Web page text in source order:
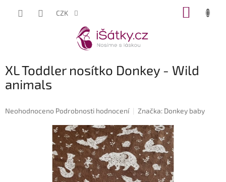
CZK
XL Toddler nosítko Donkey - Wild
animals
Průměrné
Neohodnoceno Podrobnosti hodnocení Značka: Donkey baby